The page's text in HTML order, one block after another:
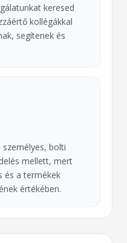
keresed
kollégákkal
segítenek és
bolti
mellett, mert
és a termékek
értékében.